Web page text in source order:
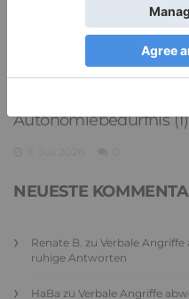
PDA Autismus:
PANDA-Kindern –
Autonomiebedürfnis (1)
NEUESTE
Renate B. zu Verbale
ruhige Antworten
HaBa zu Verbale Angriffe